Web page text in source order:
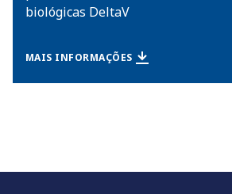
biológicas DeltaV
MAIS INFORMAÇÕES